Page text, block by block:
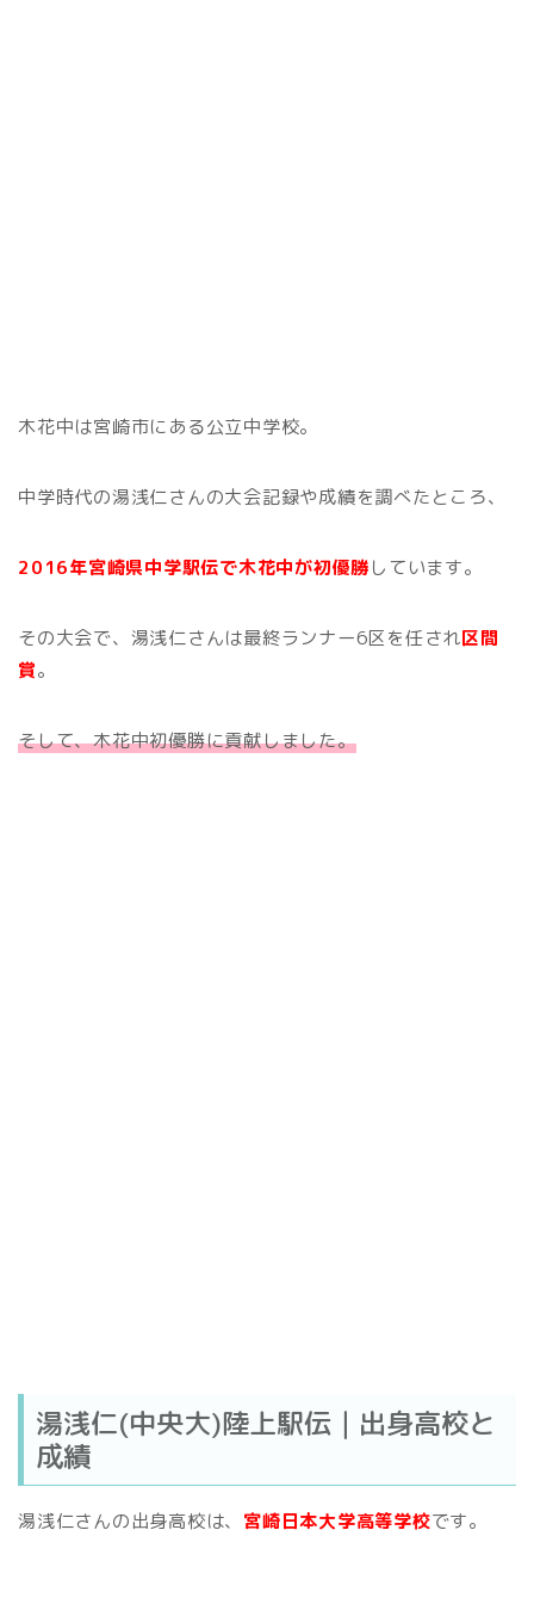
木花中は宮崎市にある公立中学校。
中学時代の湯浅仁さんの大会記録や成績を調べたところ、
2016年宮崎県中学駅伝で木花中が初優勝しています。
その大会で、湯浅仁さんは最終ランナー6区を任され区間
賞。
そして、木花中初優勝に貢献しました。
湯浅仁(中央大)陸上駅伝｜出身高校と
成績
湯浅仁さんの出身高校は、 宮崎日本大学高等学校です。